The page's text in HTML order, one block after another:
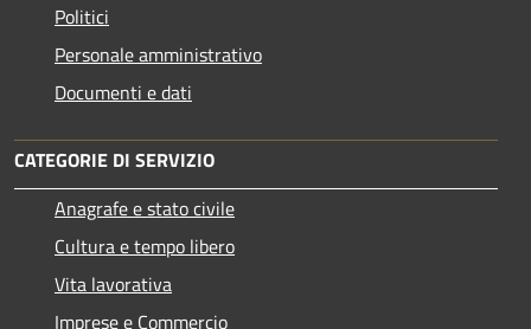
Politici
Personale amministrativo
Documenti e dati
CATEGORIE DI SERVIZIO
Anagrafe e stato civile
Cultura e tempo libero
Vita lavorativa
Imprese e Commercio